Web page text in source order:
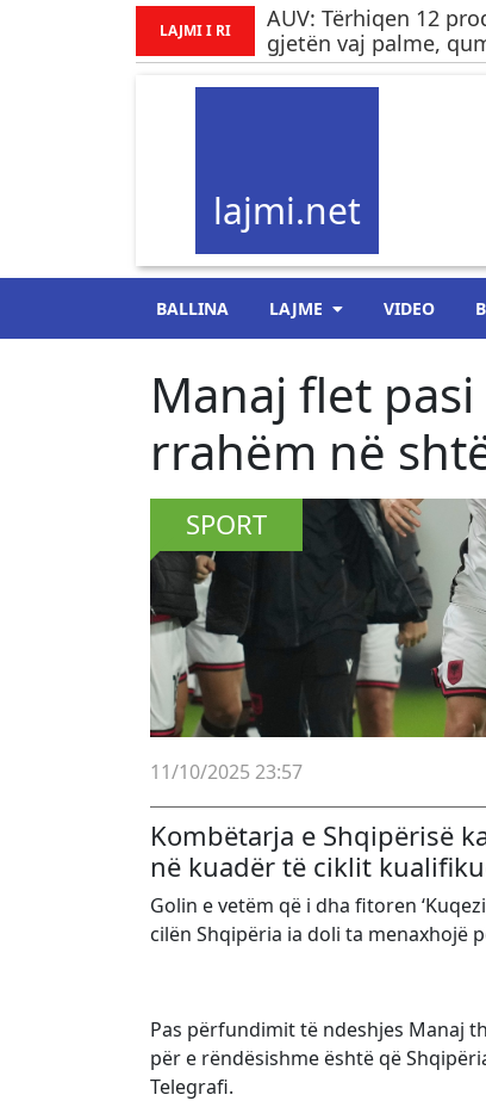
LAJMI I RI
AUV: Tërhiqen 12
gjetën vaj palme,
lajmi.net
BALLINA LAJME VIDEO
Manaj flet pasi
rrahëm në
SPORT
11/10/2025 23:57
Kombëtarja e Shqipërisë
në kuadër të ciklit
Golin e vetëm që i dha fitoren
cilën Shqipëria ia doli ta
Pas përfundimit të ndeshjes Manaj
për e rëndësishme është që
Telegrafi.